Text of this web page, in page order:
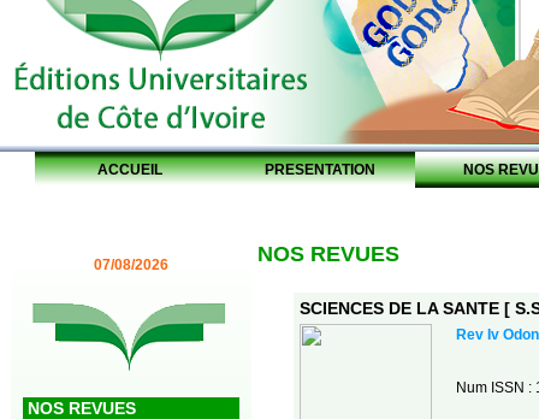
ACCUEIL PRESENTATION NOS
07/08/2026
NOS REVUES
NOS REVUES
SCIENCES DE LA SANTE [
Rev Iv
Num ISSN :